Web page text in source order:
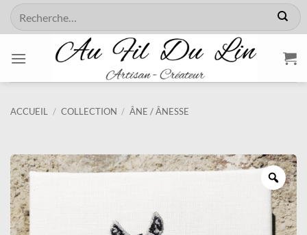
Passer
Recherche
pour :
ACCUEIL / COLLECTION / ÂNE / ÂNESSE